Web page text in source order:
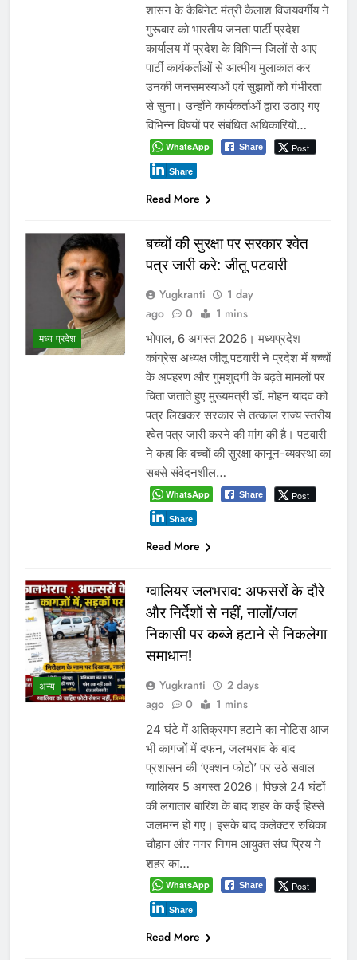
शासन के कैबिनेट मंत्री कैलाश विजयवर्गीय ने
गुरूवार को भारतीय जनता पार्टी प्रदेश
कार्यालय में प्रदेश के विभिन्न जिलों से आए
पार्टी कार्यकर्ताओं से आत्मीय मुलाकात कर
उनकी जनसमस्याओं एवं सुझावों को गंभीरता
से सुना। उन्होंने कार्यकर्ताओं द्वारा उठाए गए
विभिन्न विषयों पर संबंधित अधिकारियों…
WhatsApp Share Post
Share
Read More
मध्य प्रदेश
बच्चों की सुरक्षा पर सरकार श्वेत
पत्र जारी करे: जीतू पटवारी
Yugkranti
1 day
ago
0 1 mins
भोपाल, 6 अगस्त 2026। मध्यप्रदेश
कांग्रेस अध्यक्ष जीतू पटवारी ने प्रदेश में बच्चों
के अपहरण और गुमशुदगी के बढ़ते मामलों पर
चिंता जताते हुए मुख्यमंत्री डॉ. मोहन यादव को
पत्र लिखकर सरकार से तत्काल राज्य स्तरीय
श्वेत पत्र जारी करने की मांग की है। पटवारी
ने कहा कि बच्चों की सुरक्षा कानून-व्यवस्था का
सबसे संवेदनशील…
WhatsApp Share Post
Share
Read More
अन्य
ग्वालियर जलभराव: अफसरों के दौरे
और निर्देशों से नहीं, नालों/जल
निकासी पर कब्जे हटाने से निकलेगा
समाधान!
Yugkranti
2 days
ago
0 1 mins
24 घंटे में अतिक्रमण हटाने का नोटिस आज
भी कागजों में दफन, जलभराव के बाद
प्रशासन की ‘एक्शन फोटो’ पर उठे सवाल
ग्वालियर 5 अगस्त 2026। पिछले 24 घंटों
की लगातार बारिश के बाद शहर के कई हिस्से
जलमग्न हो गए। इसके बाद कलेक्टर रुचिका
चौहान और नगर निगम आयुक्त संघ प्रिय ने
शहर का…
WhatsApp Share Post
Share
Read More